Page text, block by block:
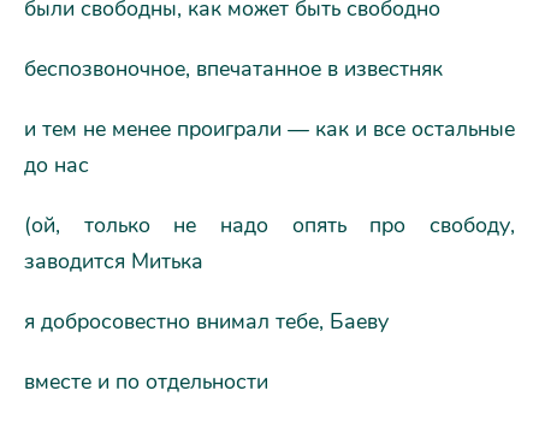
были свободны, как может быть свободно
беспозвоночное, впечатанное в известняк
и тем не менее проиграли — как и все остальные
до нас
(ой, только не надо опять про свободу,
заводится Митька
я добросовестно внимал тебе, Баеву
вместе и по отдельности